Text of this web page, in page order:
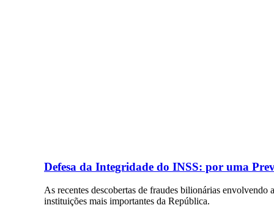
Defesa da Integridade do INSS: por uma
As recentes descobertas de fraudes bilionárias
instituições mais importantes da República.